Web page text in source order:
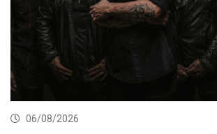
06/08/2026